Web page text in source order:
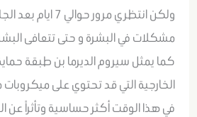
ولكن انتظري مرور
مشكلات في البشرة و حتى تتعافى
كما يمثل سيروم الديرما بن طبقة
الخارجية التي قد تحتوي على
في هذا الوقت أكثر حساسية وتأثراً عن